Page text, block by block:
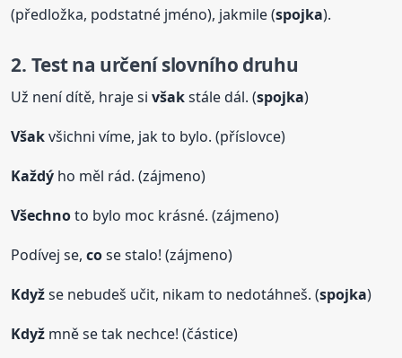
(předložka, podstatné jméno), jakmile (spojka).
2. Test na určení slovního druhu
Už není dítě, hraje sivšakstále dál. (spojka)
Všakvšichni víme, jak to bylo. (příslovce)
Každý ho měl rád. (zájmeno)
Všechnoto bylo moc krásné. (zájmeno)
Podívej se,cose stalo! (zájmeno)
Kdyžse nebudeš učit, nikam to nedotáhneš. (spojka)
Když mně se tak nechce! (částice)